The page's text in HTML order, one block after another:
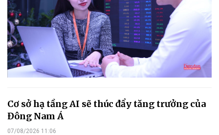
Cơ sở hạ tầng AI sẽ thúc đẩy tăng trưởng của
Đông Nam Á
07/08/2026 11:06